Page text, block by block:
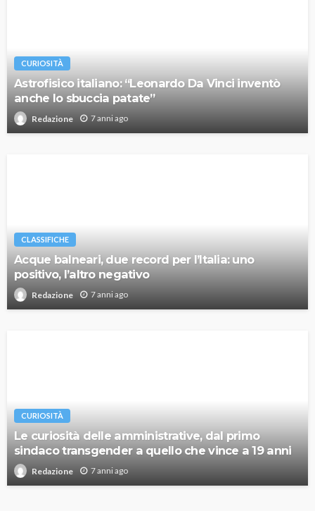
CURIOSITÀ
Astrofisico italiano: “Leonardo Da Vinci inventò
anche lo sbuccia patate”
Redazione 7 anni ago
CLASSIFICHE
Acque balneari, due record per l’Italia: uno
positivo, l’altro negativo
Redazione 7 anni ago
CURIOSITÀ
Le curiosità delle amministrative, dal primo
sindaco transgender a quello che vince a 19 anni
Redazione 7 anni ago